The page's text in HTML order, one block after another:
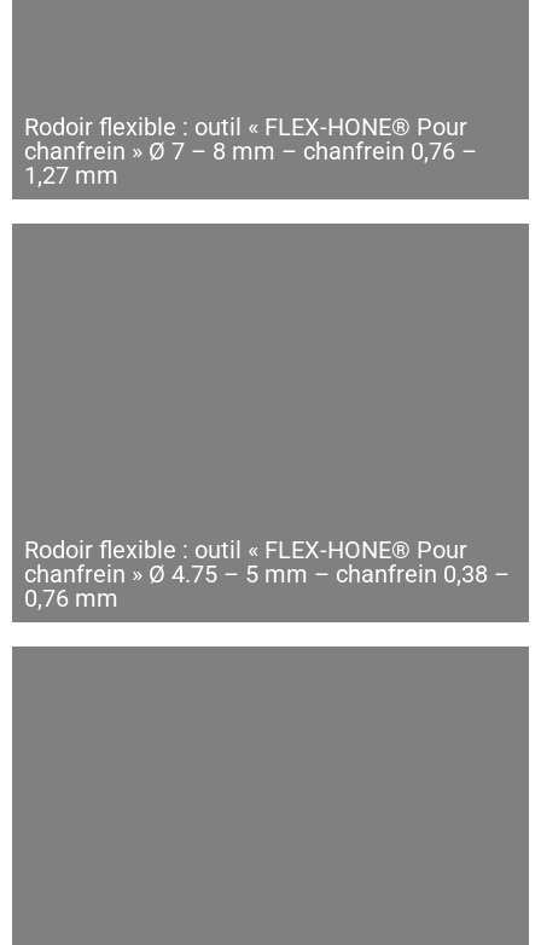
Rodoir flexible : outil « FLEX-HONE® Pour
chanfrein » Ø 7 – 8 mm – chanfrein 0,76 –
1,27 mm
Rodoir flexible : outil « FLEX-HONE® Pour
chanfrein » Ø 4.75 – 5 mm – chanfrein 0,38 –
0,76 mm